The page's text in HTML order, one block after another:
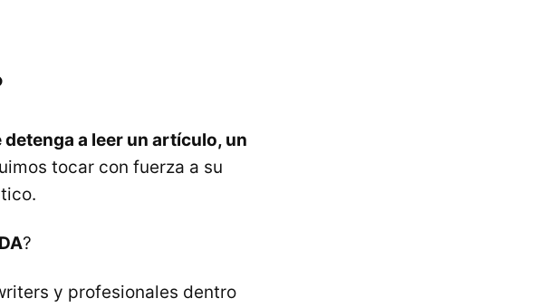
a leer un artículo, un
tocar con fuerza a su
?
y profesionales dentro